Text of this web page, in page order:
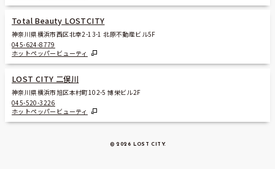
Total Beauty LOSTCITY
神奈川県横浜市西区北幸2-13-1 北原不動産ビル5F
045-624-8779
ホットペッパービューティ
LOST CITY 二俣川
神奈川県横浜市旭区本村町102-5 博栄ビル2F
045-520-3226
ホットペッパービューティ
© 2026 LOST CITY.